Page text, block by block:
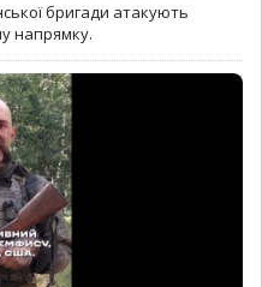
бригади атакують
напрямку.